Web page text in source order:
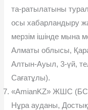
та-ратылатыны
осы хабарландыру
мерзім ішінде мына
Алматы облысы,
Алтын-Ауыл, 3-үй,
Сағатұлы).
«AmianKZ» ЖШС
Нұра ауданы, Достық